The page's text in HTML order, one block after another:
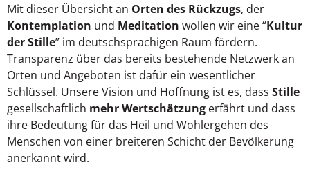
Mit dieser Übersicht an Orten des Rückzugs, der
Kontemplation und Meditation wollen wir eine “Kultur
der Stille” im deutschsprachigen Raum fördern.
Transparenz über das bereits bestehende Netzwerk an
Orten und Angeboten ist dafür ein wesentlicher
Schlüssel. Unsere Vision und Hoffnung ist es, dass Stille
gesellschaftlich mehr Wertschätzung erfährt und dass
ihre Bedeutung für das Heil und Wohlergehen des
Menschen von einer breiteren Schicht der Bevölkerung
anerkannt wird.